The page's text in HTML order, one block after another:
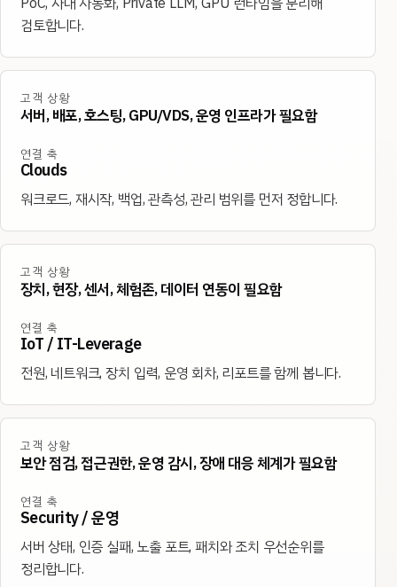
검토합니다.
고객 상황
서버, 배포, 호스팅, GPU/VDS, 운영 인프라가 필요함
연결 축
Clouds
워크로드, 재시작, 백업, 관측성, 관리 범위를 먼저 정합니다.
고객 상황
장치, 현장, 센서, 체험존, 데이터 연동이 필요함
연결 축
IoT / IT-Leverage
전원, 네트워크, 장치 입력, 운영 회차, 리포트를 함께 봅니다.
고객 상황
보안 점검, 접근권한, 운영 감시, 장애 대응 체계가 필요함
연결 축
Security / 운영
서버 상태, 인증 실패, 노출 포트, 패치와 조치 우선순위를
정리합니다.